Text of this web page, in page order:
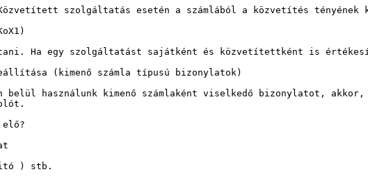
szolgáltatás esetén a számlából a közvetítés
Ha egy szolgáltatást sajátként és közvetítettként is
(kimenő számla típusú bizonylatok)
belül használunk kimenő számlaként viselkedő bizonylatot,
) stb.